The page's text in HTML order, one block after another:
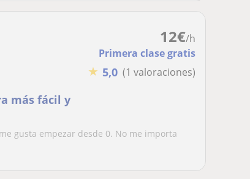
12€/h
Primera clase gratis
★ 5,0 (1 valoraciones)
más fácil y
gusta empezar desde 0. No me importa